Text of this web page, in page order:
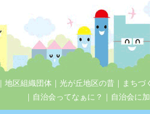
｜地区組織団体 ｜光が丘地区の昔 ｜ まちづ
｜ 自治会ってなぁに？ ｜ 自治会に